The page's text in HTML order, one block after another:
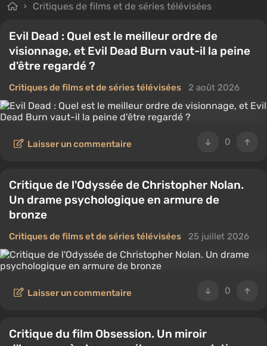
Critiques de films et de séries télévisées
Evil Dead : Quel est le meilleur ordre de
visionnage, et Evil Dead Burn vaut-il la peine
d'être regardé ?
Critiques de films et de séries télévisées 2 août 2026
0
Laisser un commentaire
Critique de l'Odyssée de Christopher Nolan.
Un drame psychologique en armure de
bronze
Critiques de films et de séries télévisées 25 juillet 2026
0
Laisser un commentaire
Critique du film Obsession. Un miroir